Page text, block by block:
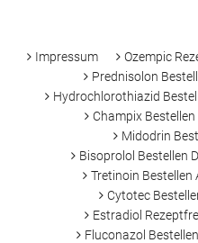
Impressum
Ozempic
Prednisolon
Hydrochlorothiazid
Champix
Midodrin
Bisoprolol Bestellen
Tretinoin Bestellen
Cytotec
Estradiol
Fluconazol